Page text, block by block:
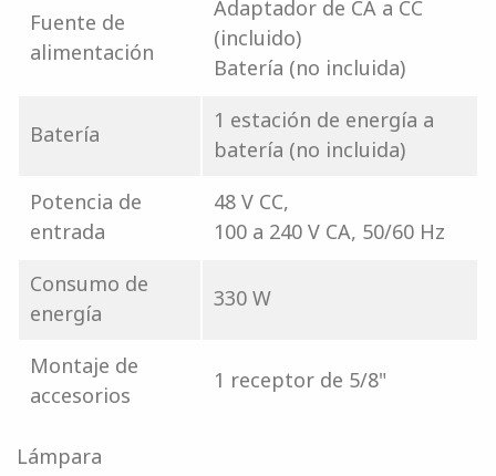
Fuente de
alimentación
Adaptador de CA a CC
(incluido)
Batería (no incluida)
Batería
1 estación de energía a
batería (no incluida)
Potencia de
entrada
48 V CC,
100 a 240 V CA, 50/60 Hz
Consumo de
energía
330 W
Montaje de
accesorios
1 receptor de 5/8"
Lámpara